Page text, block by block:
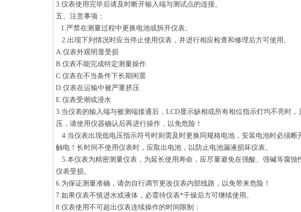
3.仪表使用完毕后请及时断开输入端与测试点的连接。
五、注意事项：
1.严禁在测量过程中更换电池或拆开仪表。
2.出现下列情况时应当停止使用仪表，并进行相应检查和修理后方可使用。
A.仪表外观明显受损
B.仪表不能完成特定测量操作
C.仪表在不当条件下长期闲置
D.仪表在运输中被严重挤压
E.仪表受潮或浸水
3.当仪表的输入端与被测端接通后， LCD显示缺相或所有相位指示灯均不亮时
压，请使用仪器确认后再进行操作，以免危险！
4.当仪表出现低电压指示符号时则需及时更换同规格电池，安装电池时必须
触电！长时间不使用仪表时，应取出电池，以防止电池漏液损坏仪表。
5.本仪表为精密测量仪表，为延长使用寿命，应尽量避免在强酸、强碱等腐
仪表受损。
6.为保证测量准确，请勿自行调节更改仪表内部线路，以免带来危险！
7.如果仪表不慎进水或液体，必需待仪表*干燥后方可继续使用。
8.仪表使用不可超出仪表连续操作的时间限制：